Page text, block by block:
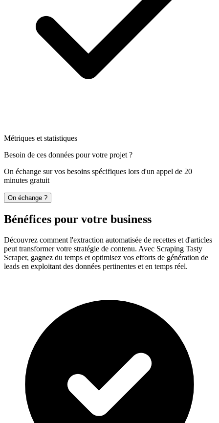
Métriques et statistiques
Besoin de ces données pour votre projet ?
On échange sur vos besoins spécifiques lors d'un appel de 20
minutes gratuit
On échange ?
Bénéfices pour votre business
Découvrez comment l'extraction automatisée de recettes et d'articles
peut transformer votre stratégie de contenu. Avec Scraping Tasty
Scraper, gagnez du temps et optimisez vos efforts de génération de
leads en exploitant des données pertinentes et en temps réel.